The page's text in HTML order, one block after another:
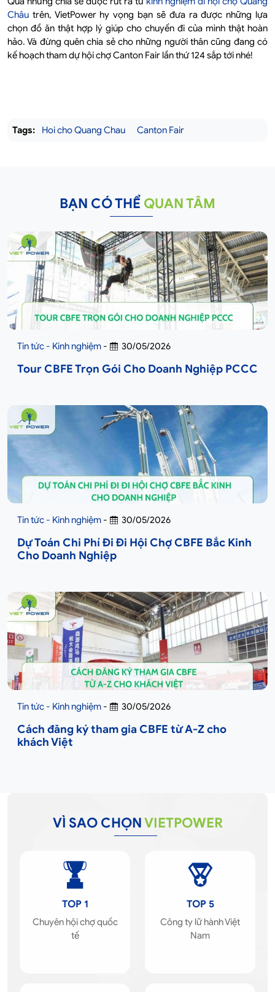
Châu trên, VietPower hy vọng bạn sẽ đưa ra được những lựa
chọn đồ ăn thật hợp lý giúp cho chuyến đi của mình thật hoàn
hảo. Và đừng quên chia sẻ cho những người thân cũng đang có
kế hoạch tham dự hội chợ Canton Fair lần thứ 124 sắp tới nhé!
Tags: Hoi cho Quang Chau Canton Fair
BẠN CÓ THỂ QUAN TÂM
Tin tức - Kinh nghiệm - 30/05/2026
Tour CBFE Trọn Gói Cho Doanh Nghiệp PCCC
Tin tức - Kinh nghiệm - 30/05/2026
Dự Toán Chi Phí Đi Đi Hội Chợ CBFE Bắc Kinh
Cho Doanh Nghiệp
Tin tức - Kinh nghiệm - 30/05/2026
Cách đăng ký tham gia CBFE từ A-Z cho
khách Việt
VÌ SAO CHỌNVIETPOWER
TOP 1
Chuyên hội chợ quốc
tế
TOP 5
Công ty lữ hành Việt
Nam